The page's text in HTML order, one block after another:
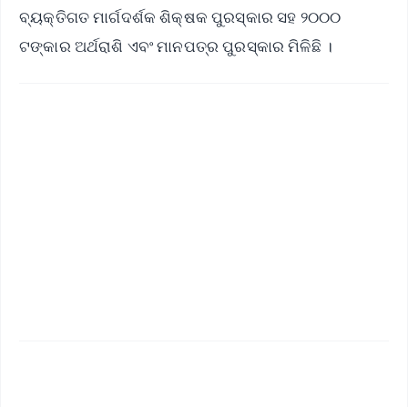
ବ୍ୟକ୍ତିଗତ ମାର୍ଗଦର୍ଶକ ଶିକ୍ଷକ ପୁରସ୍କାର ସହ ୨୦୦୦
ଟଙ୍କାର ଅର୍ଥରାଶି ଏବଂ ମାନପତ୍ର ପୁରସ୍କାର ମିଳିଛି ।